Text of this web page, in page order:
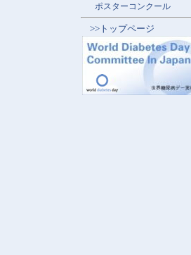
ポスターコンクール
>>トップページ